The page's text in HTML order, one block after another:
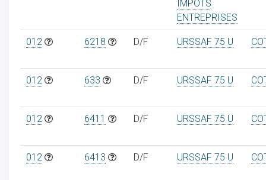
IMPOTS
ENTREPRISES
012 6218 D/F URSSAF 75 U
012 633 D/F URSSAF 75 U
012 6411 D/F URSSAF 75 U
012 6413 D/F URSSAF 75 U